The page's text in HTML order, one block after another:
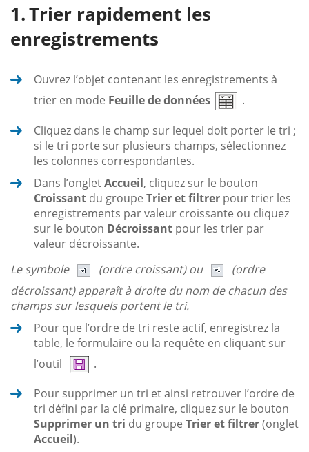
Trier rapidement les
enregistrements
Ouvrez l’objet contenant les enregistrements à
trier en mode Feuille de données
.
Cliquez dans le champ sur lequel doit porter le tri ;
si le tri porte sur plusieurs champs, sélectionnez
les colonnes correspondantes.
Dans l’ongletAccueil, cliquez sur le bouton
Croissant du groupe Trier et filtrer pour trier les
enregistrements par valeur croissante ou cliquez
sur le bouton Décroissant pour les trier par
valeur décroissante.
Le symbole
(ordre croissant) ou
(ordre
décroissant) apparaît à droite du nom de chacun des
champs sur lesquels portent le tri.
Pour que l’ordre de tri reste actif, enregistrez la
table, le formulaire ou la requête en cliquant sur
l’outil
.
Pour supprimer un tri et ainsi retrouver l’ordre de
tri défini par la clé primaire, cliquez sur le bouton
Supprimer un tri du groupe Trier et filtrer(onglet
Accueil).